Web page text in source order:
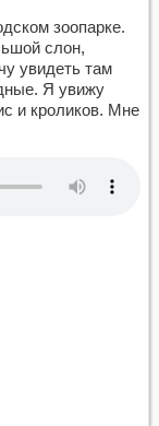
зоопарке.
слон,
увидеть там
Я увижу
и кроликов. Мне